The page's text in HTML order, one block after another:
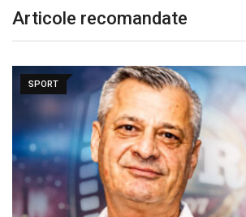
Articole recomandate
SPORT
Debut la CFR Cluj chiar în meciul din…
august 6, 2026